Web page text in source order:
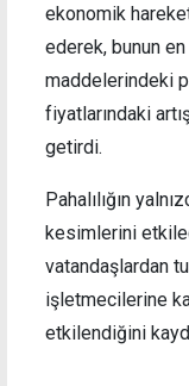
ekonomik
ederek, bunun
maddelerindeki
fiyatlarındaki
getirdi.
Pahalılığın
kesimlerini
vatandaşlardan
işletmecilerine
etkilendiğini